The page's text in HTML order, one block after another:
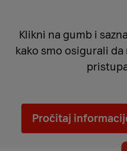
Klikni na gumb i
kako smo osigurali
Pročitaj